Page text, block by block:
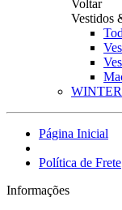
Voltar
Vestidos
Página Inicial
Política de Frete
Informações